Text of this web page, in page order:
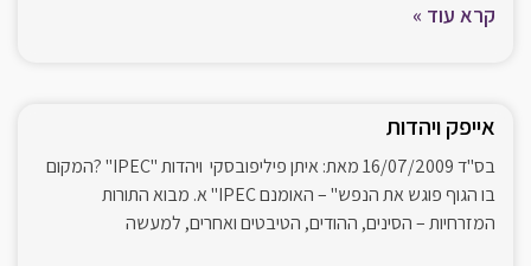
קרא עוד »
אייפק ויהדות
בס"ד 16/07/2009 מאת: איתן פיליפובסקי ויהדות "IPEC" ?המקום
בו הגוף פוגש את הנפש" – האומנם IPEC" א. מבוא התורות
המזרחיות – הסינים, ההודים, הטיבטים ואחרים, למעשה